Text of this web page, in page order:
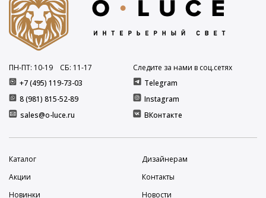
+7 (495) 119-73-03
8 (981) 815-52-89
ПН-ПТ: 10-19 СБ: 11-17
sales@o-luce.ru
Следите за нами в соц.сетях
Telegram
Instagram
ВКонтакте
Каталог
Дизайнерам
Акции
Контакты
Новинки
Новости